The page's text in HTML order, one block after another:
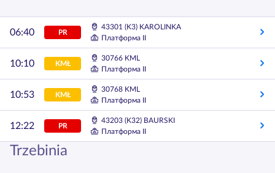
06:40 PR
43301 (K3) KAROLINKA
Платформа II
10:10 KMŁ
30766 KML
Платформа II
10:53 KMŁ
30768 KML
Платформа II
12:22 PR
43203 (K32) BAURSKI
Платформа II
Trzebinia